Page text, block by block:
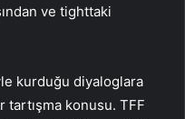
ve tighttaki
kurduğu diyaloglara
konusu. TFF